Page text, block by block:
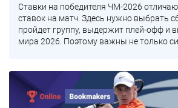
Ставки на победителя ЧМ-2026
ставок на матч. Здесь нужно выбрать
пройдет группу, выдержит плей-офф и
мира 2026. Поэтому важны не только